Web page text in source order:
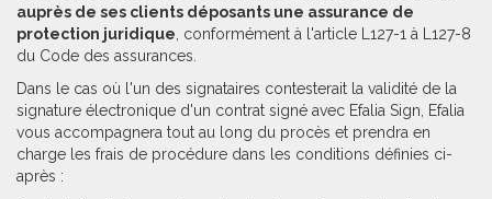
auprès de ses clients déposants une assurance de
protection juridique , conformément à l'article L127-1 à L127-8
du Code des assurances.
Dans le cas où l'un des signataires contesterait la validité de la
signature électronique d'un contrat signé avec Efalia Sign, Efalia
vous accompagnera tout au long du procès et prendra en
charge les frais de procédure dans les conditions définies ci-
après :